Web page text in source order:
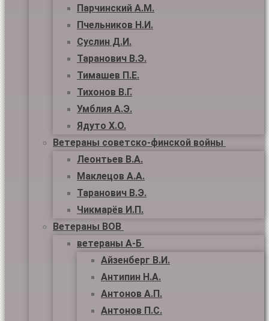
Парчинский А.М.
Пчельников Н.И.
Суслин Д.И.
Таранович В.Э.
Тимашев П.Е.
Тихонов В.Г.
Умблия А.Э.
Ядуто Х.О.
Ветераны советско-финской войны
Леонтьев В.А.
Маклецов А.А.
Таранович В.Э.
Чикмарёв И.П.
Ветераны ВОВ
ветераны А-Б
Айзенберг В.И.
Антипин Н.А.
Антонов А.П.
Антонов П.С.